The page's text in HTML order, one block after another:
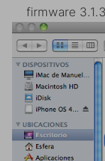
firmware